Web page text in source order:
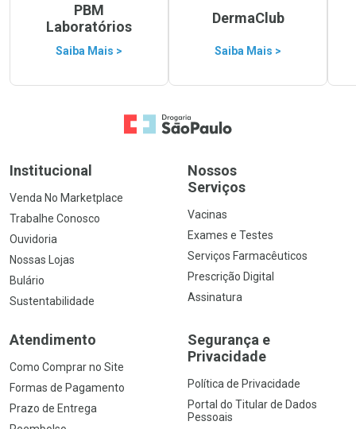
PBM
Laboratórios
Saiba Mais >
DermaClub
Saiba Mais >
Ir para a Home
Institucional
Venda No Marketplace
Trabalhe Conosco
Ouvidoria
Nossas Lojas
Bulário
Sustentabilidade
Nossos
Serviços
Vacinas
Exames e Testes
Serviços Farmacêuticos
Prescrição Digital
Assinatura
Atendimento
Como Comprar no Site
Formas de Pagamento
Prazo de Entrega
Segurança e
Privacidade
Política de Privacidade
Portal do Titular de Dados
Pessoais